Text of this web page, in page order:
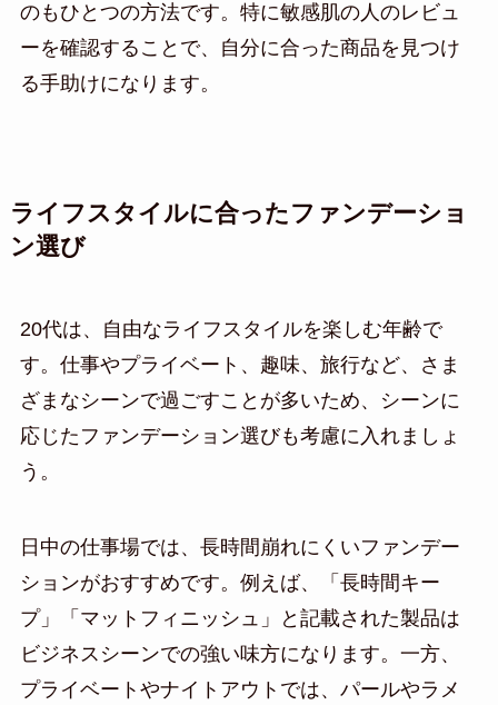
のもひとつの方法です。特に敏感肌の人のレビュ
ーを確認することで、自分に合った商品を見つけ
る手助けになります。
ライフスタイルに合ったファンデーショ
ン選び
20代は、自由なライフスタイルを楽しむ年齢で
す。仕事やプライベート、趣味、旅行など、さま
ざまなシーンで過ごすことが多いため、シーンに
応じたファンデーション選びも考慮に入れましょ
う。
日中の仕事場では、長時間崩れにくいファンデー
ションがおすすめです。例えば、「長時間キー
プ」「マットフィニッシュ」と記載された製品は
ビジネスシーンでの強い味方になります。一方、
プライベートやナイトアウトでは、パールやラメ